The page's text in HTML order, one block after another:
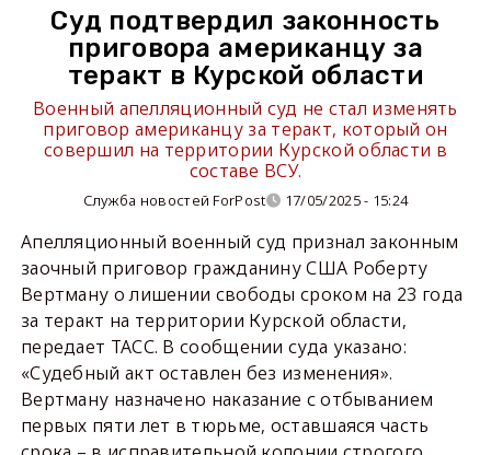
Суд подтвердил законность
приговора американцу за
теракт в Курской области
Военный апелляционный суд не стал изменять
приговор американцу за теракт, который он
совершил на территории Курской области в
составе ВСУ.
Служба новостей ForPost 17/05/2025 - 15:24
Апелляционный военный суд признал законным
заочный приговор гражданину США Роберту
Вертману о лишении свободы сроком на 23 года
за теракт на территории Курской области,
передает ТАСС. В сообщении суда указано:
«Судебный акт оставлен без изменения».
Вертману назначено наказание с отбыванием
первых пяти лет в тюрьме, оставшаяся часть